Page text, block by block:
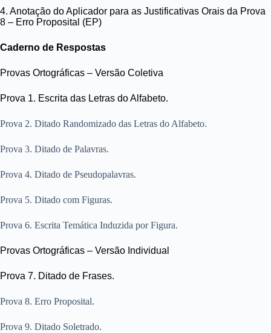
4. Anotação do Aplicador para as Justificativas Orais da Prova
8 – Erro Proposital (EP)
Caderno de Respostas
Provas Ortográficas – Versão Coletiva
Prova 1. Escrita das Letras do Alfabeto.
Prova 2. Ditado Randomizado das Letras do Alfabeto.
Prova 3. Ditado de Palavras.
Prova 4. Ditado de Pseudopalavras.
Prova 5. Ditado com Figuras.
Prova 6. Escrita Temática Induzida por Figura.
Provas Ortográficas – Versão Individual
Prova 7. Ditado de Frases.
Prova 8. Erro Proposital.
Prova 9. Ditado Soletrado.